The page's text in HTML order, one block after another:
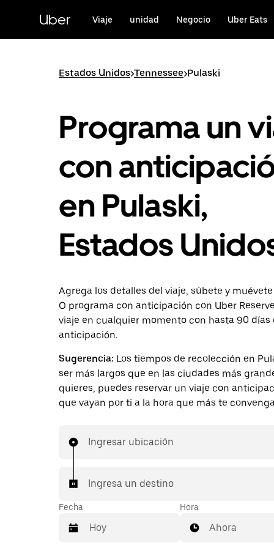
contenido
principal
Uber Viaje unidad Negocio Uber Eats
Estados Unidos>Tennessee>Pulaski
Programa un
con
en Pulaski,
Estados
Agrega los detalles del viaje, súbete y
O programa con anticipación con Uber
viaje en cualquier momento con hasta 90 días
anticipación.
Sugerencia: Los tiempos de recolección en
ser más largos que en las ciudades más
quieres, puedes reservar un viaje con
que vayan por ti a la hora que más te
Ingresar ubicación
Ingresa un destino
Fecha Hora
Ahora